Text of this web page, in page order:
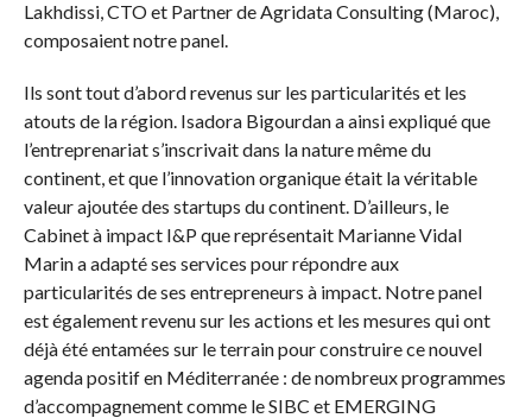
Lakhdissi, CTO et Partner de Agridata Consulting (Maroc),
composaient notre panel.
Ils sont tout d’abord revenus sur les particularités et les
atouts de la région. Isadora Bigourdan a ainsi expliqué que
l’entreprenariat s’inscrivait dans la nature même du
continent, et que l’innovation organique était la véritable
valeur ajoutée des startups du continent. D’ailleurs, le
Cabinet à impact I&P que représentait Marianne Vidal
Marin a adapté ses services pour répondre aux
particularités de ses entrepreneurs à impact. Notre panel
est également revenu sur les actions et les mesures qui ont
déjà été entamées sur le terrain pour construire ce nouvel
agenda positif en Méditerranée : de nombreux programmes
d’accompagnement comme le SIBC et EMERGING